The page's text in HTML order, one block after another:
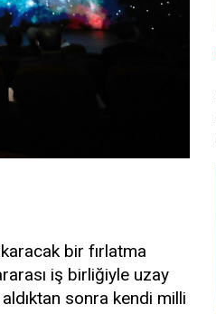
bir fırlatma
iş birliğiyle uzay
aldıktan sonra kendi milli